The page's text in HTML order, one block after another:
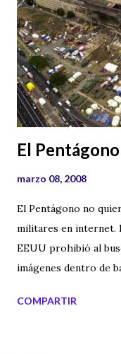
viendo estas
chimenea del edificio
vigila y controla?
El
marzo 08, 2008
El Pentágono no
militares en internet.
EEUU prohibió al
imágenes dentro de
y publicadas en la
países tienen miedo
COMPARTIR